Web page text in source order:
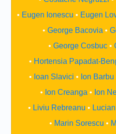
Eugen Ionescu
Eugen
George Bacovia
George Cosbuc
Hortensia Papadat-
Ioan Slavici
Ion Barbu
Ion Creanga
Ion
Liviu Rebreanu
Marin Sorescu